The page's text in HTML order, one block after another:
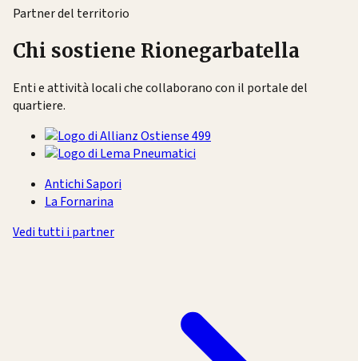
Partner del territorio
Chi sostiene Rionegarbatella
Enti e attività locali che collaborano con il portale del
quartiere.
Antichi Sapori
La Fornarina
Vedi tutti i partner